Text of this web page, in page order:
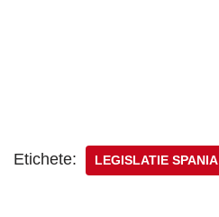
Etichete: LEGISLATIE SPANIA